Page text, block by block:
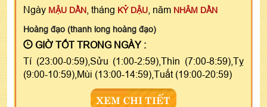
Ngày MẬU DẦN , tháng KỶ DẬU , năm NHÂM DẦN
Hoàng đạo (thanh long hoàng đạo)
GIỜ TỐT TRONG NGÀY :
Tí (23:00-0:59),Sửu (1:00-2:59),Thìn (7:00-8:59),Tỵ
(9:00-10:59),Mùi (13:00-14:59),Tuất (19:00-20:59)
XEM CHI TIẾT